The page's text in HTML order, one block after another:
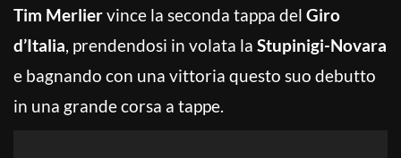
Tim Merliervince la seconda tappa del Giro
d’Italia, prendendosi in volata la Stupinigi-Novara
e bagnando con una vittoria questo suo debutto
in una grande corsa a tappe.